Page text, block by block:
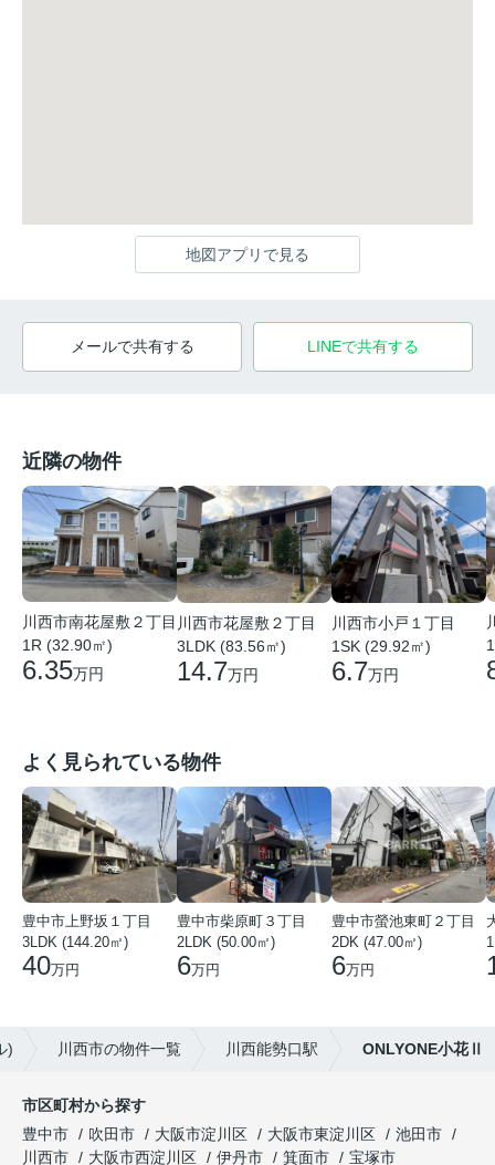
地図アプリで見る
メールで共有する LINEで共有する
近隣の物件
川西市南花屋敷２丁目
1R (32.90㎡)
6.35万円
川西市花屋敷２丁目
3LDK (83.56㎡)
14.7万円
川西市小戸１丁目
1SK (29.92㎡)
6.7万円
よく見られている物件
豊中市上野坂１丁目
3LDK (144.20㎡)
40万円
豊中市柴原町３丁目
2LDK (50.00㎡)
6万円
豊中市螢池東町２丁目
2DK (47.00㎡)
6万円
) 川西市の物件一覧 川西能勢口駅 ONLYONE小花Ⅱ
市区町村から探す
豊中市
吹田市 大阪市淀川区 大阪市東淀川区
池田市
川西市
大阪市西淀川区 伊丹市 箕面市
宝塚市